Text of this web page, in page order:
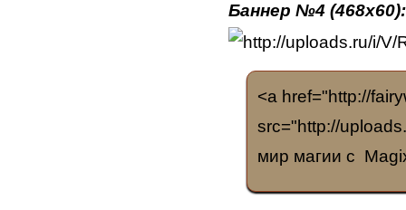
Баннер №4 (468x60):
<a href="http://
src="http://
мир магии с